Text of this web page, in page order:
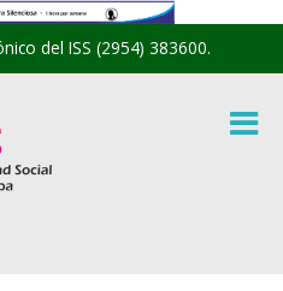
del ISS (2954) 383600.